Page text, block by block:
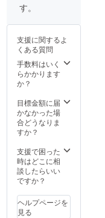
す。
支援に関するよ
くある質問
手数料はいく
らかかります
か？
目標金額に届
かなかった場
合どうなりま
すか？
支援で困った
時はどこに相
談したらいい
ですか？
ヘルプページを
見る